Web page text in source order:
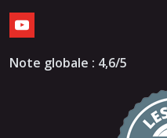
Note globale : 4,6/5